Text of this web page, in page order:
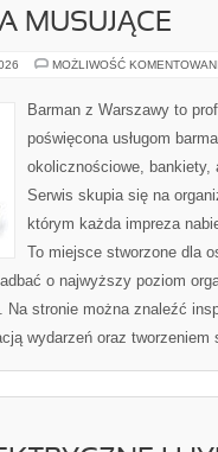
MUSUJĄCE
MOŻLIWOŚĆ
Barman z Warszawy to
poświęcona usługom
okolicznościowe,
Serwis skupia się na
którym każda impreza
To miejsce stworzone dla
o najwyższy poziom
Na stronie można znaleźć
wydarzeń oraz